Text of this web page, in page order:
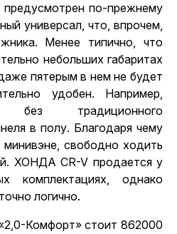
предусмотрен по-прежнему
универсал, что, впрочем,
Менее типично, что
небольших габаритах
пятерым в нем не будет
удобен. Например,
традиционного
в полу. Благодаря чему
свободно ходить
ХОНДА CR-V продается у
комплектациях, однако
логично.
Комфорт» стоит 862000